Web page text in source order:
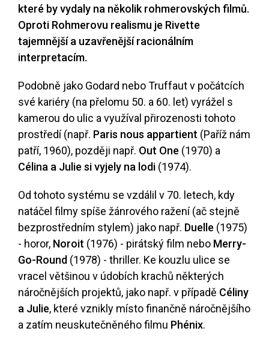
které by vydaly na několik rohmerovských filmů.
Oproti Rohmerovu realismu je Rivette
tajemnější a uzavřenější racionálním
interpretacím.
Podobně jako Godard nebo Truffaut v počátcích
své kariéry (na přelomu 50. a 60. let) vyrážel s
kamerou do ulic a využíval přirozenosti tohoto
prostředí (např. Paris nous appartient (Paříž nám
patří, 1960), později např. Out One (1970) a
Célina a Julie si vyjely na lodi (1974).
Od tohoto systému se vzdálil v 70. letech, kdy
natáčel filmy spíše žánrového ražení (ač stejně
bezprostředním stylem) jako např. Duelle (1975)
- horor, Noroit (1976) - pirátský film nebo Merry-
Go-Round (1978) - thriller. Ke kouzlu ulice se
vracel většinou v údobích krachů některých
náročnějších projektů, jako např. v případě Céliny
a Julie, které vznikly místo finančně náročnějšího
a zatím neuskutečněného filmu Phénix.